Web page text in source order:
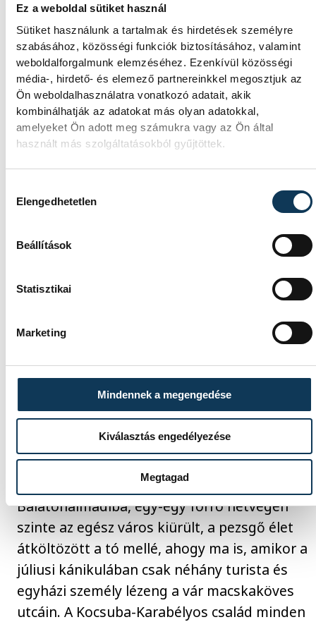
Ez a weboldal sütiket használ
Sütiket használunk a tartalmak és hirdetések személyre
szabásához, közösségi funkciók biztosításához, valamint
weboldalforgalmunk elemzéséhez. Ezenkívül közösségi
média-, hirdető- és elemező partnereinkkel megosztjuk az
Ön weboldalhasználatra vonatkozó adatait, akik
kombinálhatják az adatokat más olyan adatokkal,
amelyeket Ön adott meg számukra vagy az Ön által
használt más szolgáltatásokból gyűjtöttek.
Elengedhetetlen
Beállítások
Statisztikai
Marketing
Mindennek a megengedése
Kiválasztás engedélyezése
Megtagad
Kocsuba Emil, aki Segesváron született, majd
Erdély különböző települései és Zalaegerszeg
után érkezett a városba, Karabélyos Endre
volt tősgyökeres veszprémi: az apja a
kárpátaljai Serbóczon (ma Beregsziklás,
Ukrajna) született, majd Alsólendván (ma
Lendava, Szlovénia) lett járásbíró, fiatal
vette el a tizennyolc éves Vargha Veronikát,
Endre, aki Kőszeg, Szombathely és Szeged
berendezést kapott és megszületett
társasági élet pedig továbbra is zajlott,
követték Kocsuba tata és felesége polgári
életmódját, séták a patika környékén, az
Óváros téren, olvasás és borozás a
parasztszobában, napozás és játék a
Nyáron a veszprémiek gyakran jártak
Balatonalmádiba, egy-egy forró hétvégén
szinte az egész város kiürült, a pezsgő élet
átköltözött a tó mellé, ahogy ma is, amikor a
júliusi kánikulában csak néhány turista és
egyházi személy lézeng a vár macskaköves
utcáin. A Kocsuba-Karabélyos család minden